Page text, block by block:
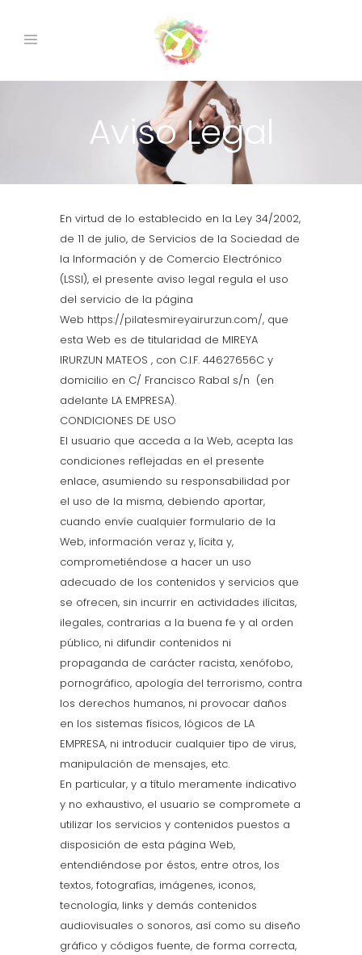
Aviso Legal
En virtud de lo establecido en la Ley 34/2002,
de 11 de julio, de Servicios de la Sociedad de
la Información y de Comercio Electrónico
(LSSI), el presente aviso legal regula el uso
del servicio de la página
Web https://pilatesmireyairurzun.com/, que
esta Web es de titularidad de MIREYA
IRURZUN MATEOS , con C.I.F. 44627656C y
domicilio en C/ Francisco Rabal s/n (en
adelante LA EMPRESA).
CONDICIONES DE USO
El usuario que acceda a la Web, acepta las
condiciones reflejadas en el presente
enlace, asumiendo su responsabilidad por
el uso de la misma, debiendo aportar,
cuando envíe cualquier formulario de la
Web, información veraz y, lícita y,
comprometiéndose a hacer un uso
adecuado de los contenidos y servicios que
se ofrecen, sin incurrir en actividades ilícitas,
ilegales, contrarias a la buena fe y al orden
público, ni difundir contenidos ni
propaganda de carácter racista, xenófobo,
pornográfico, apología del terrorismo, contra
los derechos humanos, ni provocar daños
en los sistemas físicos, lógicos de LA
EMPRESA, ni introducir cualquier tipo de virus,
manipulación de mensajes, etc.
En particular, y a título meramente indicativo
y no exhaustivo, el usuario se compromete a
utilizar los servicios y contenidos puestos a
disposición de esta página Web,
entendiéndose por éstos, entre otros, los
textos, fotografías, imágenes, iconos,
tecnología, links y demás contenidos
audiovisuales o sonoros, así como su diseño
gráfico y códigos fuente, de forma correcta,